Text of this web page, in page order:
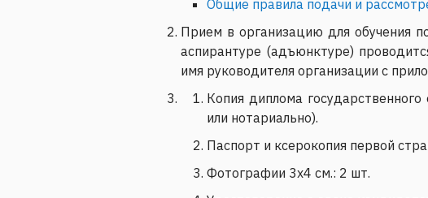
Общие правила подачи и
Прием в организацию для обучения
аспирантуре (адъюнктуре)
имя руководителя организации с
Копия диплома
или нотариально).
Паспорт и ксерокопия первой
Фотографии 3x4 см.: 2 шт.